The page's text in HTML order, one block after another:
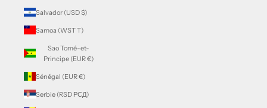
Salvador (USD $)
Samoa (WST T)
Sao Tomé-et-
Principe (EUR €)
Sénégal (EUR €)
Serbie (RSD РСД)